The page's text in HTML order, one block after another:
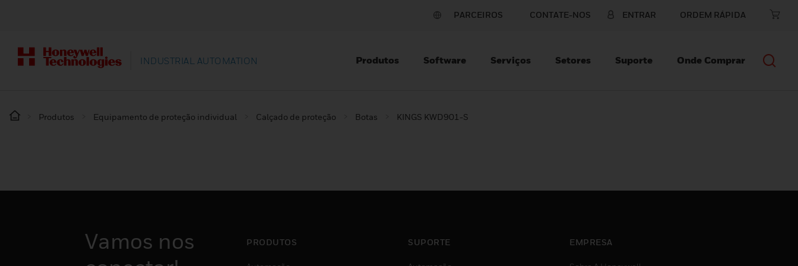
PARCEIROS CONTATE-NOS ENTRAR ORDEM RÁPIDA
INDUSTRIAL AUTOMATION Produtos Software Serviços Setores Suporte Onde Comprar
Produtos Equipamento de proteção individual Calçado de proteção Botas KINGS KWD901-S
Vamos nos
PRODUTOS SUPORTE EMPRESA